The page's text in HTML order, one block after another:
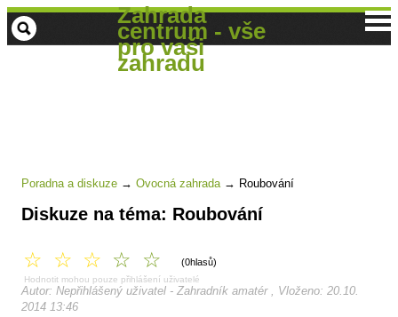
Zahrada
centrum - vše
pro vaši
zahradu
Poradna a diskuze → Ovocná zahrada→ Roubování
Diskuze na téma: Roubování
☆
☆
☆
☆
☆ (0hlasů)
Hodnotit mohou pouze přihlášení uživatelé
Autor: Nepřihlášený uživatel - Zahradník amatér , Vloženo: 20.10.
2014 13:46